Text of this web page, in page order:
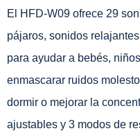
El HFD-W09 ofrece 29
pájaros, sonidos
para ayudar a bebés,
enmascarar ruidos
dormir o mejorar la
ajustables y 3 modos de